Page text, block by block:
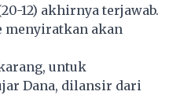
12) akhirnya terjawab.
menyiratkan akan
untuk
Dana, dilansir dari